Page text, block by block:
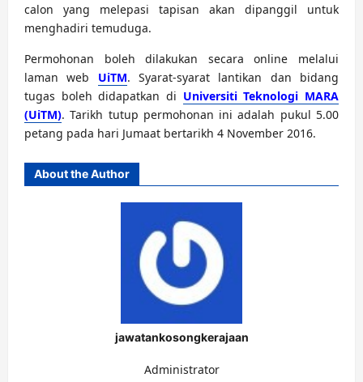
calon yang melepasi tapisan akan dipanggil untuk
menghadiri temuduga.
Permohonan boleh dilakukan secara online melalui
laman web UiTM. Syarat-syarat lantikan dan bidang
tugas boleh didapatkan di Universiti Teknologi MARA
(UiTM). Tarikh tutup permohonan ini adalah pukul 5.00
petang pada hari Jumaat bertarikh 4 November 2016.
About the Author
jawatankosongkerajaan
Administrator